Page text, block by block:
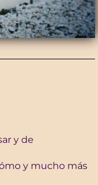
y de
y mucho más